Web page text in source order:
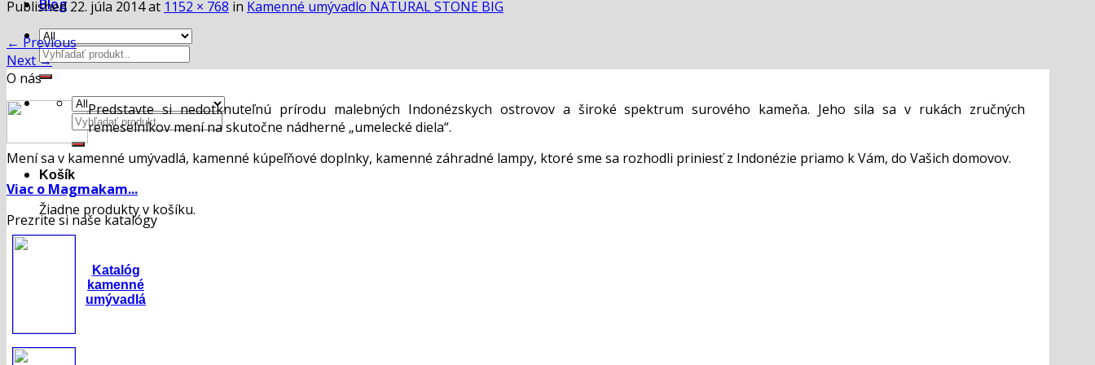
Blog
Hľadať:
Hľadať:
Košík
Žiadne produkty v košíku.
Published 22. júla 2014at 1152 × 768 in Kamenné umývadlo NATURAL STONE BIG
← Previous
Next→
O nás
Predstavte si nedotknuteľnú prírodu malebných Indonézskych ostrovov a široké spektrum surového kameňa. Jeho sila sa v rukách zručných
remeselníkov mení na skutočne nádherné „umelecké diela“.
Mení sa v kamenné umývadlá, kamenné kúpeľňové doplnky, kamenné záhradné lampy, ktoré sme sa rozhodli priniesť z Indonézie priamo k Vám, do Vašich domovov.
Viac o Magmakam...
Prezrite si naše katalógy
Katalóg
kamenné
umývadlá